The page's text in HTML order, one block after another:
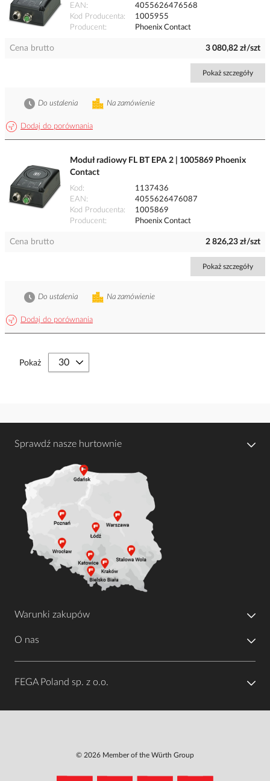
EAN
4055626476568
Kod Producenta
1005955
Producent
Phoenix Contact
Cena brutto 3 080,82 zł/szt
Pokaż szczegóły
Dodaj do porównania
Na zamówienie
Do ustalenia
Moduł radiowy FL BT EPA 2 | 1005869 Phoenix
Contact
Kod
1137436
EAN
4055626476087
Kod Producenta
1005869
Producent
Phoenix Contact
Cena brutto 2 826,23 zł/szt
Pokaż szczegóły
Dodaj do porównania
Na zamówienie
Do ustalenia
Pokaż
Sprawdź nasze hurtownie
Warunki zakupów
O nas
FEGA Poland sp. z o.o.
© 2026 Member of the Würth Group